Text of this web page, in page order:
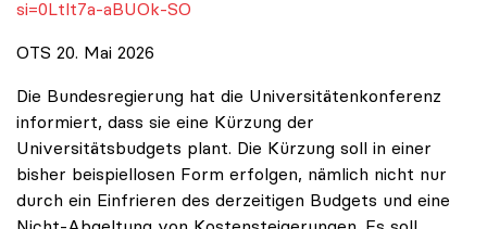
si=0Ltlt7a-aBUOk-SO
OTS 20. Mai 2026
Die Bundesregierung hat die Universitätenkonferenz
informiert, dass sie eine Kürzung der
Universitätsbudgets plant. Die Kürzung soll in einer
bisher beispiellosen Form erfolgen, nämlich nicht nur
durch ein Einfrieren des derzeitigen Budgets und eine